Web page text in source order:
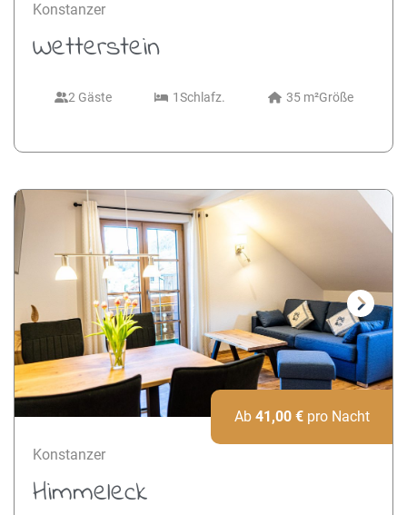
Konstanzer
Wetterstein
2 Gäste 1Schlafz. 35 m²Größe
Next
Konstanzer
Himmeleck
Ab 41,00 €pro Nacht